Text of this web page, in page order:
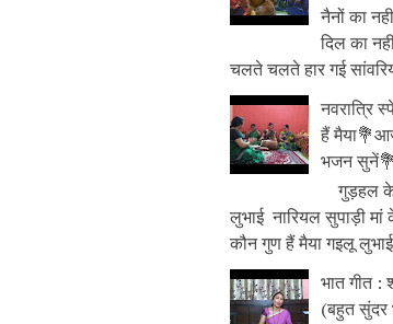
नैनों का
दिल का
चलते चलते हार गई
नवरात्रि
हैं
भजन सुनें💐
गुड़हल के
लुभाई नारियल सुपाड़ी
कौन गुण हैं मैया गइलू
भात गीत :
(बहुत सुंदर